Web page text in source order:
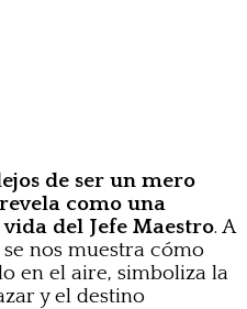
de ser un mero
como una
del Jefe Maestro. A
nos muestra cómo
en el aire, simboliza la
y el destino